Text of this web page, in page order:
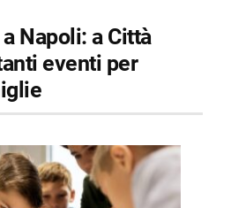
Napoli: a Città
eventi per